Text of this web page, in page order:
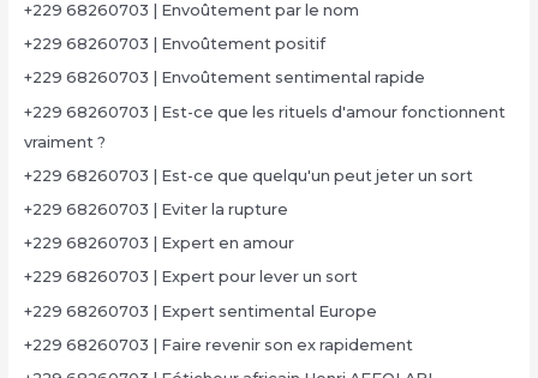
+229 68260703 | Envoûtement par le nom
+229 68260703 | Envoûtement positif
+229 68260703 | Envoûtement sentimental rapide
+229 68260703 | Est-ce que les rituels d'amour fonctionnent
vraiment ?
+229 68260703 | Est-ce que quelqu'un peut jeter un sort
+229 68260703 | Eviter la rupture
+229 68260703 | Expert en amour
+229 68260703 | Expert pour lever un sort
+229 68260703 | Expert sentimental Europe
+229 68260703 | Faire revenir son ex rapidement